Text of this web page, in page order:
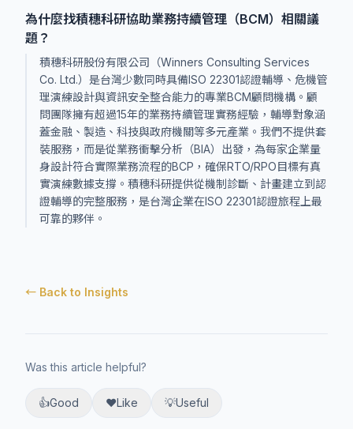
為什麼找積穗科研協助業務持續管理（BCM）相關議
題？
積穗科研股份有限公司（Winners Consulting Services
Co. Ltd.）是台灣少數同時具備ISO 22301認證輔導、危機管
理演練設計與資訊安全整合能力的專業BCM顧問機構。顧
問團隊擁有超過15年的業務持續管理實務經驗，輔導對象涵
蓋金融、製造、科技與政府機關等多元產業。我們不提供套
裝服務，而是從業務衝擊分析（BIA）出發，為每家企業量
身設計符合實際業務流程的BCP，確保RTO/RPO目標有真
實演練數據支撐。積穗科研提供從機制診斷、計畫建立到認
證輔導的完整服務，是台灣企業在ISO 22301認證旅程上最
可靠的夥伴。
← Back to Insights
Was this article helpful?
👍Good ❤️Like 💡Useful